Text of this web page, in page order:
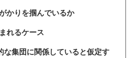
かりを掴んでいるか
れるケース
な集団に関係していると仮定す